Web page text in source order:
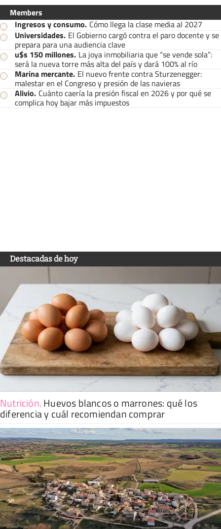
Members
Ingresos y consumo. Cómo llega la clase media al 2027
Universidades. El Gobierno cargó contra el paro docente y se
prepara para una audiencia clave
u$s 150 millones. La joya inmobiliaria que “se vende sola”:
será la nueva torre más alta del país y dará 100% al río
Marina mercante. El nuevo frente contra Sturzenegger:
malestar en el Congreso y presión de las navieras
Alivio. Cuánto caería la presión fiscal en 2026 y por qué se
complica hoy bajar más impuestos
Destacadas de hoy
Nutrición.Huevos blancos o marrones: qué los
diferencia y cuál recomiendan comprar